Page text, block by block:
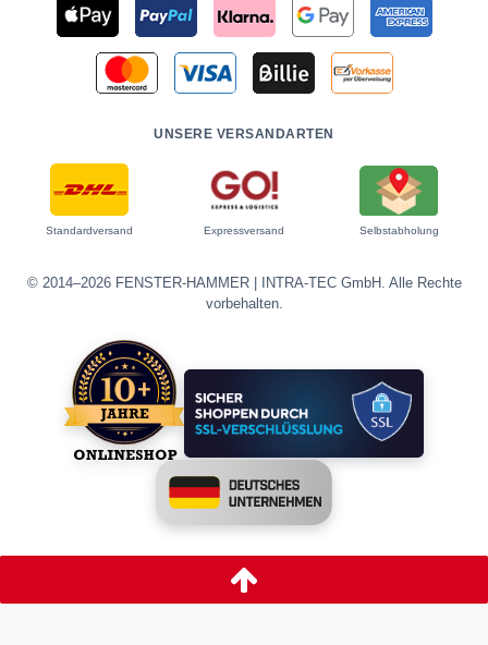
UNSERE VERSANDARTEN
Standardversand Expressversand Selbstabholung
© 2014–2026 FENSTER-HAMMER | INTRA-TEC GmbH. Alle Rechte
vorbehalten.